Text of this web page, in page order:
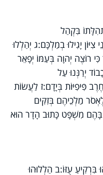
בִּקְהַל
יָגִילוּ בְמַלְכָּם:ג יְהַלְלוּ
רוֹצֶה יְהוָה בְּעַמּוֹ יְפָאֵר
יְרַנְּנוּ עַל
פִּיפִיּוֹת בְּיָדָם:ז לַעֲשׂוֹת
מַלְכֵיהֶם בְּזִקִּים
בָּהֶם מִשְׁפָּט כָּתוּב הָדָר הוּא
בִּרְקִיעַ עֻזּוֹ:ב הַלְלוּהוּ